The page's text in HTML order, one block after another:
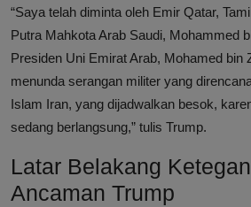
“Saya telah diminta oleh Emir Qatar,
Putra Mahkota Arab Saudi, Mohammed
Presiden Uni Emirat Arab, Mohamed bin
menunda serangan militer yang
Islam Iran, yang dijadwalkan besok,
sedang berlangsung,” tulis Trump.
Latar Belakang
Ancaman Trump